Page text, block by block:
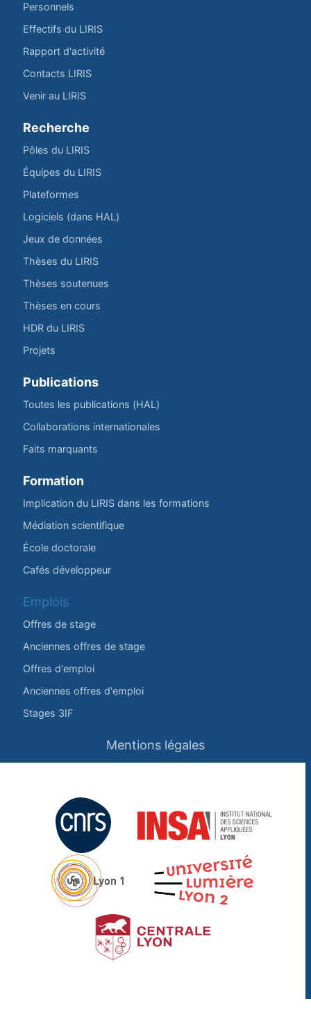
Personnels
Effectifs du LIRIS
Rapport d'activité
Contacts LIRIS
Venir au LIRIS
Recherche
Pôles du LIRIS
Équipes du LIRIS
Plateformes
Logiciels (dans HAL)
Jeux de données
Thèses du LIRIS
Thèses soutenues
Thèses en cours
HDR du LIRIS
Projets
Publications
Toutes les publications (HAL)
Collaborations internationales
Faits marquants
Formation
Implication du LIRIS dans les formations
Médiation scientifique
École doctorale
Cafés développeur
Emplois
Offres de stage
Anciennes offres de stage
Offres d'emploi
Anciennes offres d'emploi
Stages 3IF
Mentions légales